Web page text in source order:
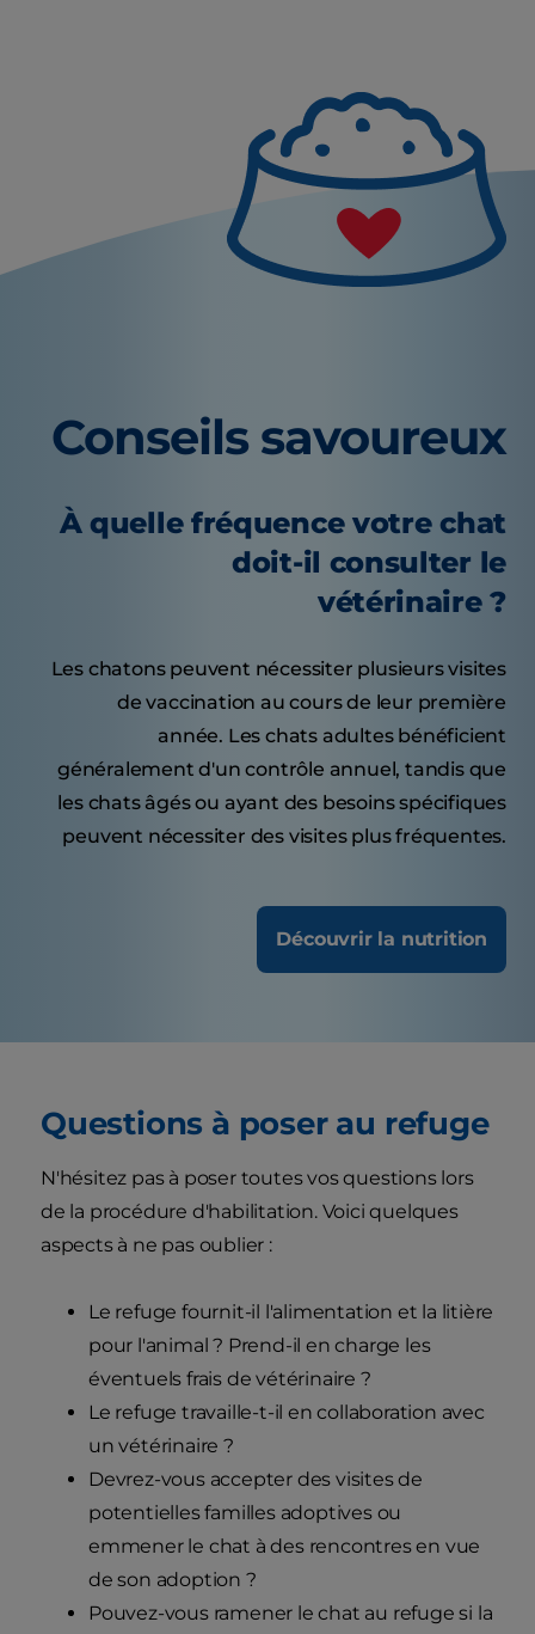
Conseils savoureux
À quelle fréquence votre chat
doit-il consulter le
vétérinaire ?
Les chatons peuvent nécessiter plusieurs visites
de vaccination au cours de leur première
année. Les chats adultes bénéficient
généralement d'un contrôle annuel, tandis que
les chats âgés ou ayant des besoins spécifiques
peuvent nécessiter des visites plus fréquentes.
Découvrir la nutrition
Questions à poser au refuge
N'hésitez pas à poser toutes vos questions lors
de la procédure d'habilitation. Voici quelques
aspects à ne pas oublier :
Le refuge fournit-il l'alimentation et la litière
pour l'animal ? Prend-il en charge les
éventuels frais de vétérinaire ?
Le refuge travaille-t-il en collaboration avec
un vétérinaire ?
Devrez-vous accepter des visites de
potentielles familles adoptives ou
emmener le chat à des rencontres en vue
de son adoption ?
Pouvez-vous ramener le chat au refuge si la